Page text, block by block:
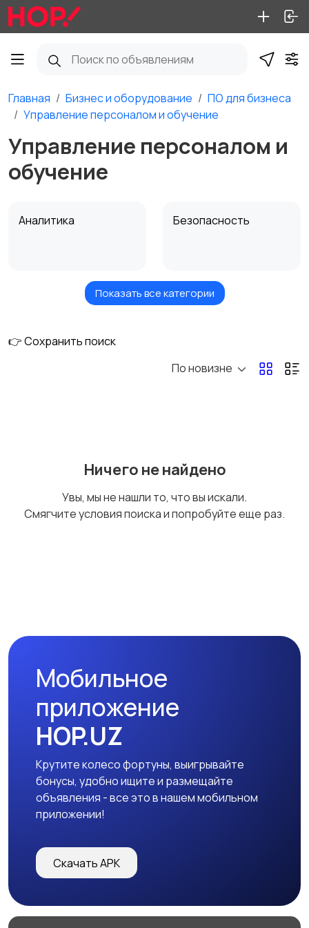
Главная Бизнес и оборудование
ПО для бизнеса
Управление персоналом и обучение
Управление персоналом и
обучение
Аналитика Безопасность
Закупки, склад,
Отраслевое ПО
Продажи и маркетинг
персоналом и
обучение
предприятием и
производством
Показать все категории
👉 Сохранить поиск
По новизне
Ничего не найдено
Увы, мы не нашли то, что вы искали.
Смягчите условия поиска и попробуйте еще раз.
Мобильное
приложение
HOP.UZ
Крутите колесо фортуны, выигрывайте
бонусы, удобно ищите и размещайте
объявления - все это в нашем мобильном
приложении!
Скачать APK